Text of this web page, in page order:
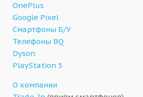
OnePlus
Google Pixel
Смартфоны Б/У
Телефоны BQ
Dyson
PlayStation 5
О компании